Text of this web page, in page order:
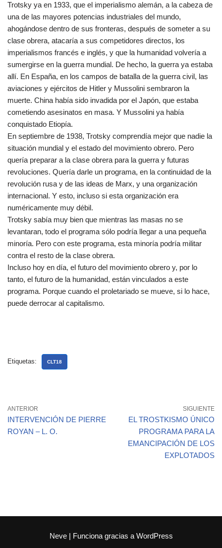
Trotsky ya en 1933, que el imperialismo alemán, a la cabeza de
una de las mayores potencias industriales del mundo,
ahogándose dentro de sus fronteras, después de someter a su
clase obrera, atacaría a sus competidores directos, los
imperialismos francés e inglés, y que la humanidad volvería a
sumergirse en la guerra mundial. De hecho, la guerra ya estaba
allí. En España, en los campos de batalla de la guerra civil, las
aviaciones y ejércitos de Hitler y Mussolini sembraron la
muerte. China había sido invadida por el Japón, que estaba
cometiendo asesinatos en masa. Y Mussolini ya había
conquistado Etiopía.
En septiembre de 1938, Trotsky comprendía mejor que nadie la
situación mundial y el estado del movimiento obrero. Pero
quería preparar a la clase obrera para la guerra y futuras
revoluciones. Quería darle un programa, en la continuidad de la
revolución rusa y de las ideas de Marx, y una organización
internacional. Y esto, incluso si esta organización era
numéricamente muy débil.
Trotsky sabía muy bien que mientras las masas no se
levantaran, todo el programa sólo podría llegar a una pequeña
minoría. Pero con este programa, esta minoría podría militar
contra el resto de la clase obrera.
Incluso hoy en día, el futuro del movimiento obrero y, por lo
tanto, el futuro de la humanidad, están vinculados a este
programa. Porque cuando el proletariado se mueve, si lo hace,
puede derrocar al capitalismo.
Etiquetas: CLT18
ANTERIOR
INTERVENCIÓN DE PIERRE
ROYAN – L. O.
SIGUIENTE
EL TROSTKISMO ÚNICO
PROGRAMA PARA LA
EMANCIPACIÓN DE LOS
EXPLOTADOS
Neve| Funciona gracias a WordPress